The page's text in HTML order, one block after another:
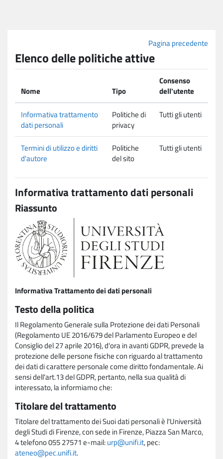
Pagina precedente
Elenco delle politiche attive
Nome Tipo
Consenso
dell'utente
Informativa trattamento
dati personali
Politiche di
privacy
Tutti gli utenti
Termini di utilizzo e diritti
d'autore
Politiche
del sito
Tutti gli utenti
Informativa trattamento dati personali
Riassunto
Informativa Trattamento dei dati personali
Testo della politica
Il Regolamento Generale sulla Protezione dei dati Personali
(Regolamento UE 2016/679 del Parlamento Europeo e del
Consiglio del 27 aprile 2016), d'ora in avanti GDPR, prevede la
protezione delle persone fisiche con riguardo al trattamento
dei dati di carattere personale come diritto fondamentale. Ai
sensi dell'art.13 del GDPR, pertanto, nella sua qualità di
interessato, la informiamo che:
Titolare del trattamento
Titolare del trattamento dei Suoi dati personali è l'Università
degli Studi di Firenze, con sede in Firenze, Piazza San Marco,
4 telefono 055 27571 e-mail:urp@unifi.it, pec:
ateneo@pec.unifi.it.